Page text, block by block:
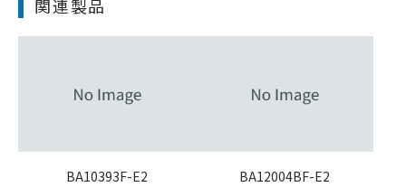
関連製品
BA10393F-E2
BA12004BF-E2